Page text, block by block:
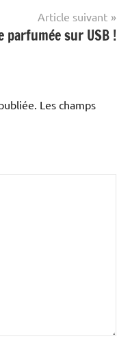
Article suivant
parfumée sur USB !
Les champs